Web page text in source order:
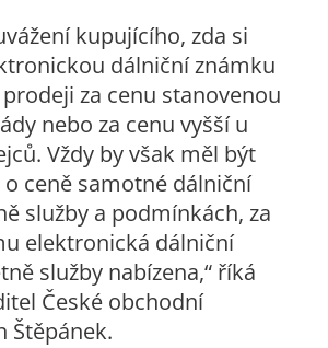
kupujícího, zda si
dálniční známku
za cenu stanovenou
nebo za cenu vyšší u
Vždy by však měl být
ceně samotné dálniční
služby a podmínkách, za
elektronická dálniční
služby nabízena,“ říká
České obchodní
Štěpánek.